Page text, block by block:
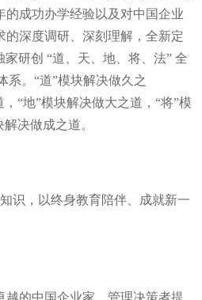
的成功办学经验以及对中国企业
的深度调研、深刻理解，全新定
研创 “道、天、地、将、法” 全
系。 “道”模块解决做久之
“地”模块解决做大之道，“将”模
决做成之道。
识，以终身教育陪伴、成就新一
的中国企业家、管理决策者提